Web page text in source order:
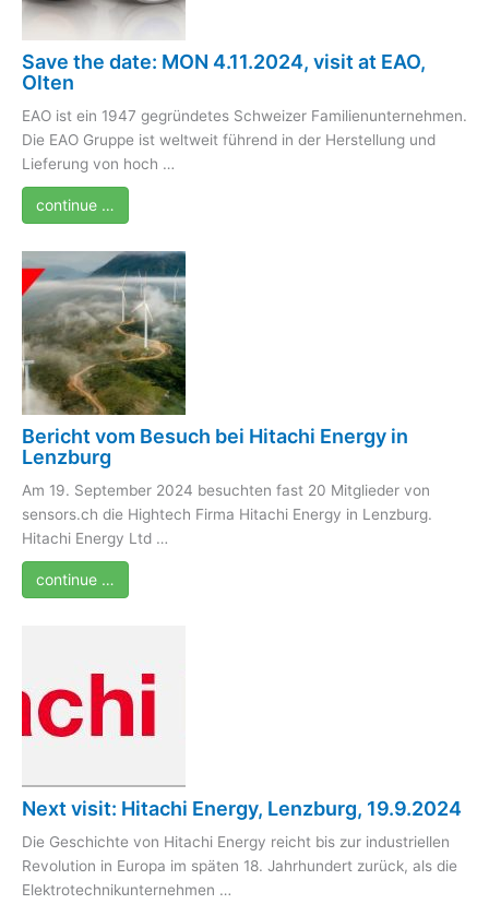
Save the date: MON 4.11.2024, visit at EAO,
Olten
EAO ist ein 1947 gegründetes Schweizer Familienunternehmen.
Die EAO Gruppe ist weltweit führend in der Herstellung und
Lieferung von hoch …
continue …
Bericht vom Besuch bei Hitachi Energy in
Lenzburg
Am 19. September 2024 besuchten fast 20 Mitglieder von
sensors.ch die Hightech Firma Hitachi Energy in Lenzburg.
Hitachi Energy Ltd …
continue …
Next visit: Hitachi Energy, Lenzburg, 19.9.2024
Die Geschichte von Hitachi Energy reicht bis zur industriellen
Revolution in Europa im späten 18. Jahrhundert zurück, als die
Elektrotechnikunternehmen …